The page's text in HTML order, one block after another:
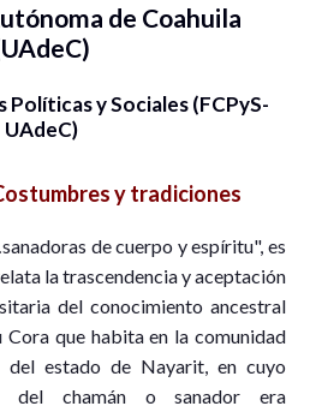
de Coahuila
Políticas y Sociales (FCPyS-
UAdeC)
y tradiciones
de cuerpo y espíritu", es
la trascendencia y aceptación
del conocimiento ancestral
que habita en la comunidad
del estado de Nayarit, en cuyo
chamán o sanador era